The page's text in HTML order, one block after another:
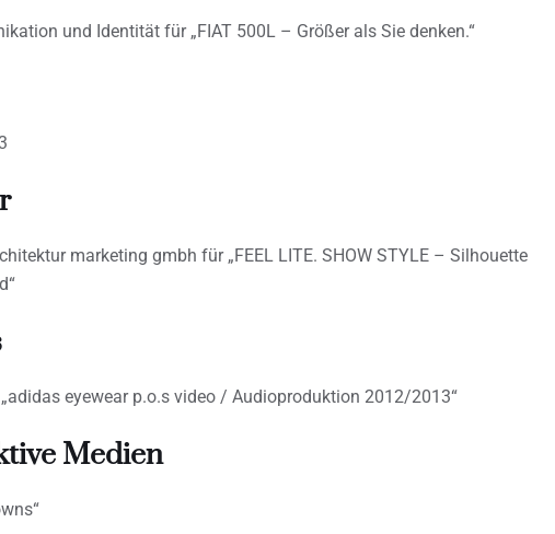
und Identität für „FIAT 500L – Größer als Sie denken.“
marketing gmbh für „FEEL LITE. SHOW STYLE – Silhouette
eyewear p.o.s video / Audioproduktion 2012/2013“
Medien